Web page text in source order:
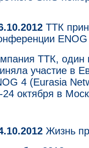
ТТК
ТТК, один
участие в
4 (Eurasia
24 октября в
Жизнь